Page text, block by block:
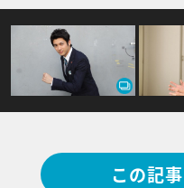
この記